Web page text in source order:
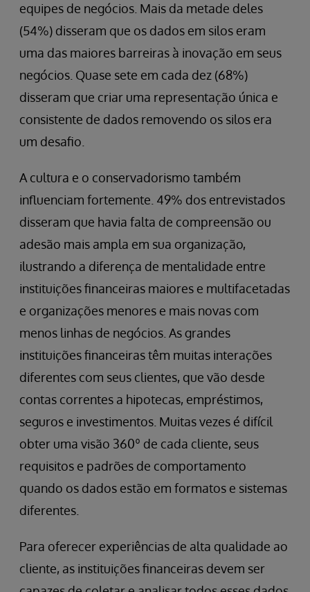
equipes de negócios. Mais da metade deles
(54%) disseram que os dados em silos eram
uma das maiores barreiras à inovação em seus
negócios. Quase sete em cada dez (68%)
disseram que criar uma representação única e
consistente de dados removendo os silos era
um desafio.
A cultura e o conservadorismo também
influenciam fortemente. 49% dos entrevistados
disseram que havia falta de compreensão ou
adesão mais ampla em sua organização,
ilustrando a diferença de mentalidade entre
instituições financeiras maiores e multifacetadas
e organizações menores e mais novas com
menos linhas de negócios. As grandes
instituições financeiras têm muitas interações
diferentes com seus clientes, que vão desde
contas correntes a hipotecas, empréstimos,
seguros e investimentos. Muitas vezes é difícil
obter uma visão 360º de cada cliente, seus
requisitos e padrões de comportamento
quando os dados estão em formatos e sistemas
diferentes.
Para oferecer experiências de alta qualidade ao
cliente, as instituições financeiras devem ser